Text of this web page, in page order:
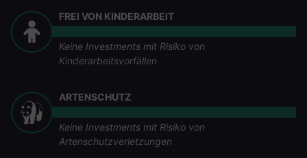
FREI VON KINDERARBEIT
Keine Investments mit Risiko von
Kinderarbeitsvorfällen
ARTENSCHUTZ
Keine Investments mit Risiko von
Artenschutzverletzungen